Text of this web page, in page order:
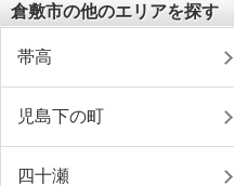
倉敷市の他のエリアを探す
帯高
児島下の町
四十瀬